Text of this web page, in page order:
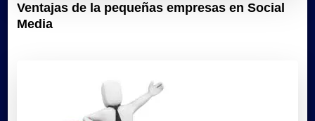
Ventajas de la pequeñas empresas en Social
Media